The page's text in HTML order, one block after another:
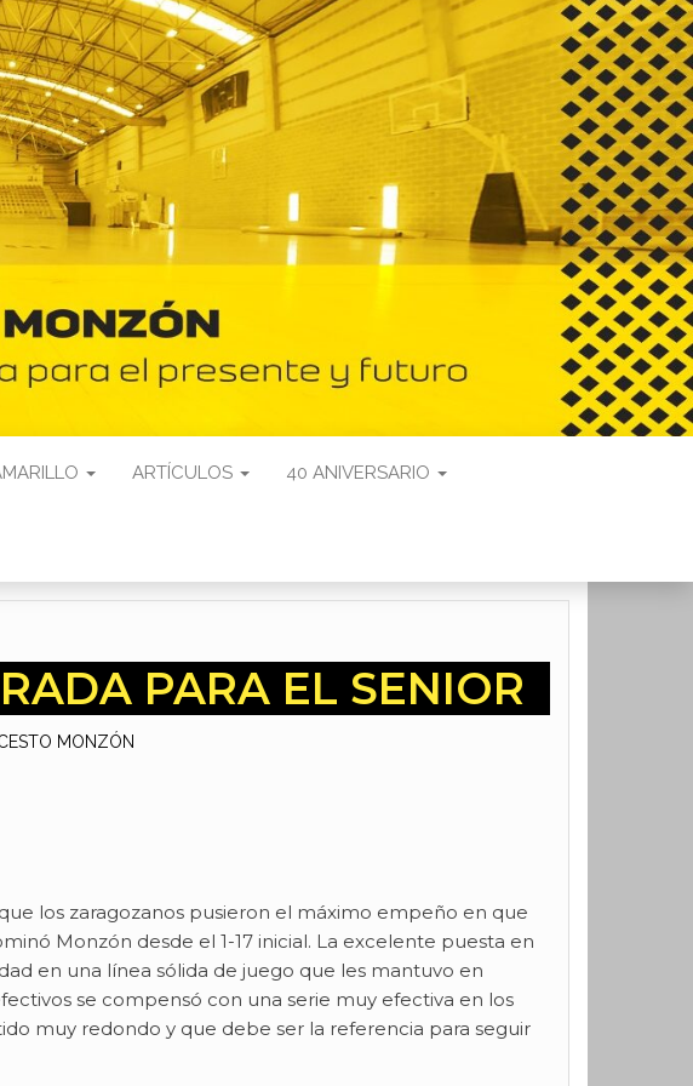
ARTÍCULOS 40 ANIVERSARIO
PARA EL SENIOR
MONZÓN
los zaragozanos pusieron el máximo empeño en que
Monzón desde el 1-17 inicial. La excelente puesta en
en una línea sólida de juego que les mantuvo en
se compensó con una serie muy efectiva en los
muy redondo y que debe ser la referencia para seguir